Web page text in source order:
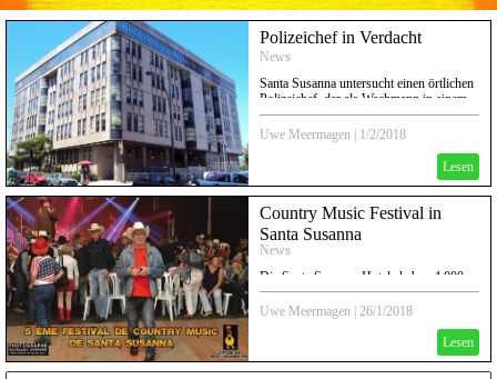
Polizeichef in Verdacht
News
Santa Susanna untersucht einen örtlichen
Polizeichef, der als Wachmann in einem
Hotel fungiert
Uwe Meermagen
1/2/2018
Lesen
Country Music Festival in
Santa Susanna
News
Die Santa Susanna Hotels haben 4.000
Besucher empfangen, die an der Pétanque
Gold Bowl und dem International
Country Music Festival teilnahmen
Uwe Meermagen | 26/1/2018
Lesen